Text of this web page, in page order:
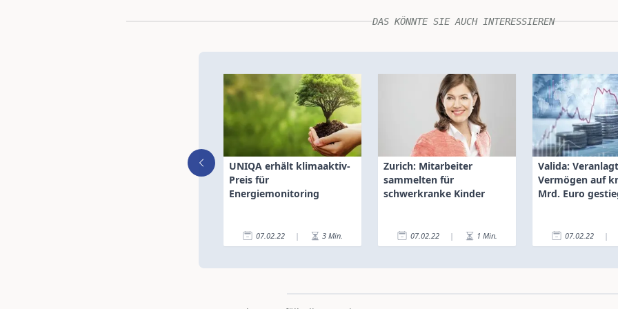
DAS KÖNNTE SIE AUCH INTERESSIEREN
UNIQA erhält klimaaktiv-
Preis für
Energiemonitoring
07.02.22 | 3 Min.
Zurich: Mitarbeiter
sammelten für
schwerkranke Kinder
07.02.22 | 1 Min.
Valida:
Vermögen auf
Mrd. Euro
07.02.22 |